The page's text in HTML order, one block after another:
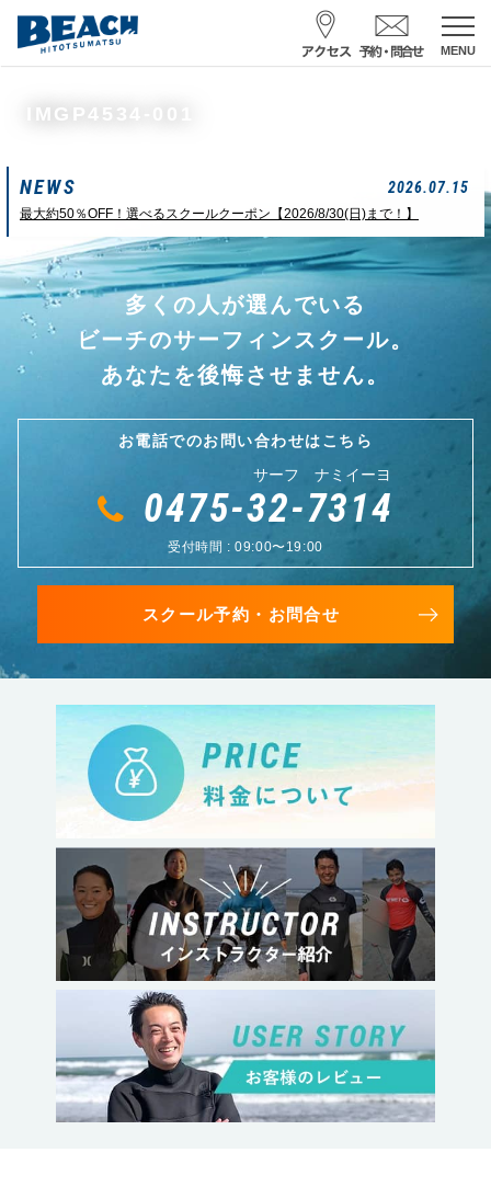
MENU
スクール予約・お問合せ
サーフ ナミイーヨ
0475-32-7314
受付時間 : 09:00〜19:00
一松海岸 波情報
状態 風
07:42
IMGP4534-001
NEWS 2026.07.15
最大約50％OFF！選べるスクールクーポン【2026/8/30(日)まで！】
多くの人が選んでいる
ビーチのサーフィンスクール。
あなたを後悔させません。
お電話でのお問い合わせはこちら
サーフ ナミイーヨ
0475-32-7314
受付時間 : 09:00〜19:00
スクール予約・お問合せ